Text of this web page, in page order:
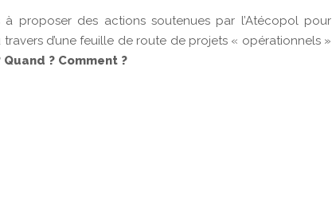
à proposer des actions soutenues par l’Atécopol pour
d’une feuille de route de projets « opérationnels »
? Comment ?